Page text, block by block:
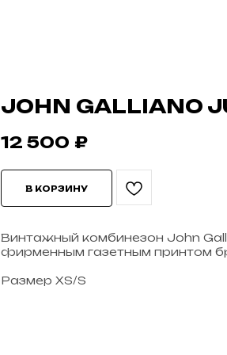
JOHN GALLIANO
12 500 ₽
В КОРЗИНУ
Винтажный комбинезон John
фирменным газетным принтом
Размер XS/S